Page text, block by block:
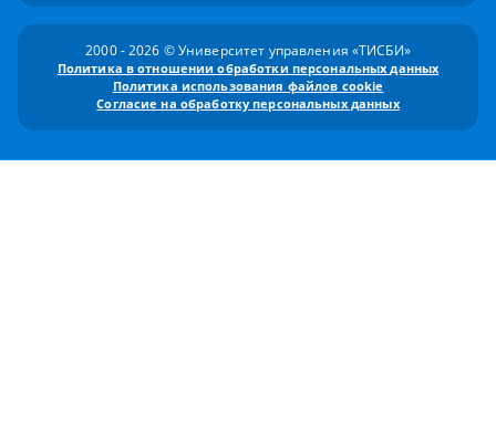
2000 - 2026 © Университет управления «ТИСБИ»
Политика в отношении обработки персональных данных
Политика использования файлов cookie
Согласие на обработку персональных данных